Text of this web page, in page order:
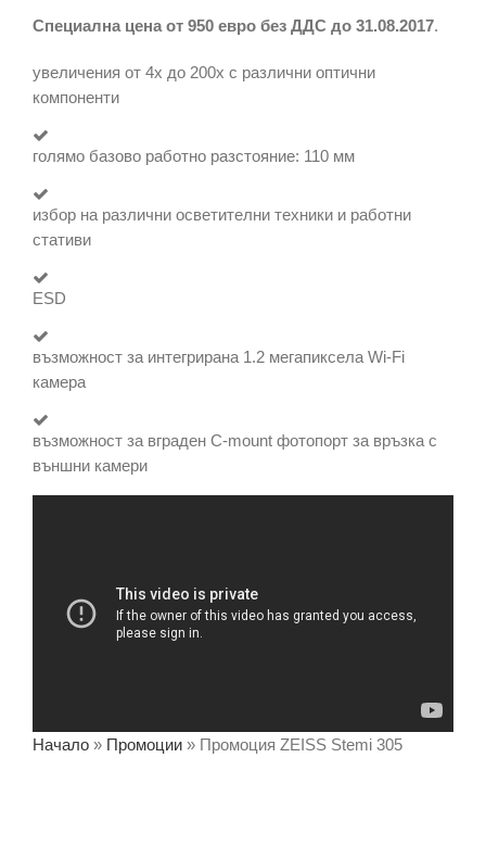
Специална цена от 950 евро без ДДС до 31.08.2017.
увеличения от 4х до 200х с различни оптични
компоненти
голямо базово работно разстояние: 110 мм
избор на различни осветителни техники и работни
стативи
ESD
възможност за интегрирана 1.2 мегапиксела Wi-Fi
камера
възможност за вграден C-mount фотопорт за връзка с
външни камери
Начало » Промоции » Промоция ZEISS Stemi 305